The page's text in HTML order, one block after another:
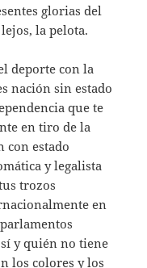
glorias del
la pelota.
deporte con la
nación sin estado
que te
en tiro de la
con estado
y legalista
trozos
en
y quién no tiene
los colores y los